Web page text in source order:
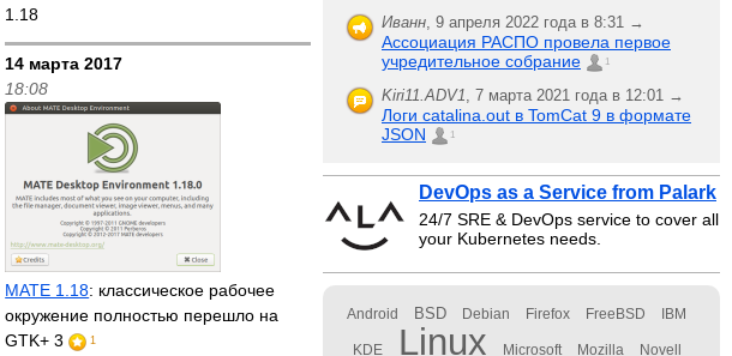
1.18
14 марта 2017
18:08
MATE 1.18: классическое рабочее
окружение полностью перешло на
GTK+ 3
1
Иванн, 9 апреля 2022 года в 8:31 →
Ассоциация РАСПО провела первое
учредительное собрание
1
Kiri11.ADV1, 7 марта 2021 года в 12:01 →
Логи catalina.out в TomCat 9 в формате
JSON
1
DevOps as a Service from Palark
24/7 SRE & DevOps service to cover all
your Kubernetes needs.
Android BSD Debian Firefox FreeBSD IBM
KDE Linux Microsoft Mozilla Novell